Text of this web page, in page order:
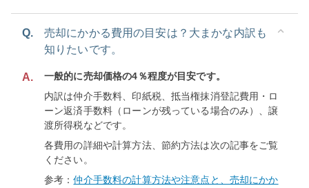
Q.
売却にかかる費用の目安は？大まかな内訳も
知りたいです。
A.
一般的に売却価格の4％程度が目安です。
内訳は仲介手数料、印紙税、抵当権抹消登記費用・ロ
ーン返済手数料（ローンが残っている場合のみ）、譲
渡所得税などです。
各費用の詳細や計算方法、節約方法は次の記事をご覧
ください。
参考：仲介手数料の計算方法や注意点と、売却にかか